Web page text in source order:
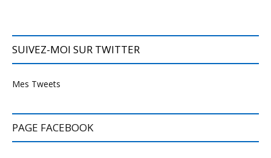
SUIVEZ-MOI SUR TWITTER
Mes Tweets
PAGE FACEBOOK